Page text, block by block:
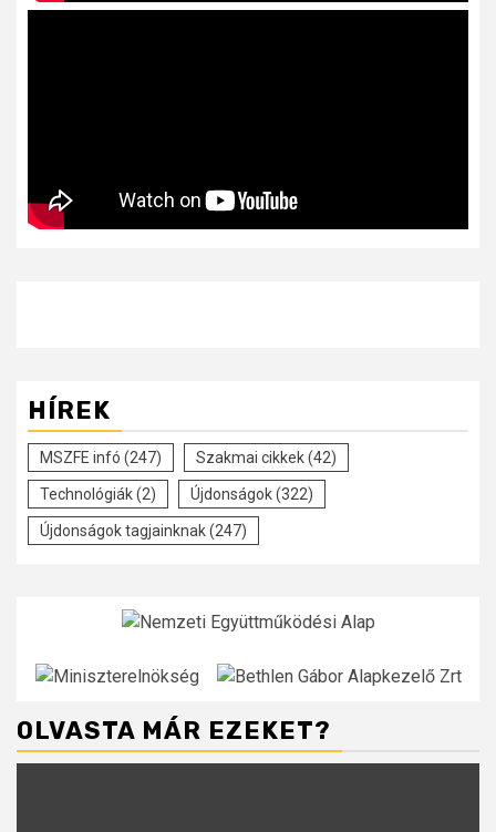
HÍREK
MSZFE infó (247) Szakmai cikkek(42)
Technológiák(2) Újdonságok(322)
Újdonságok tagjainknak(247)
OLVASTA MÁR EZEKET?